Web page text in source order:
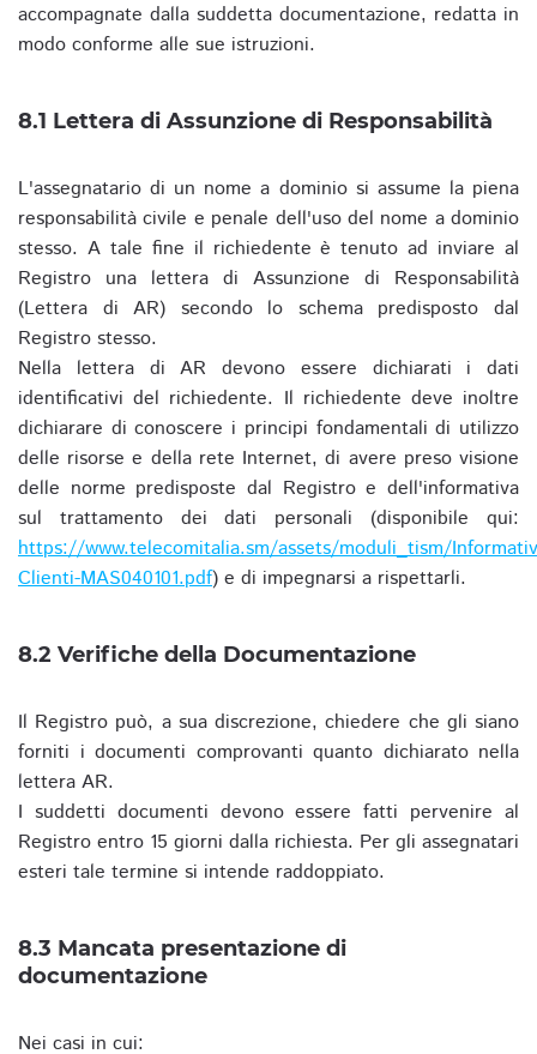
accompagnate dalla suddetta documentazione, redatta in
modo conforme alle sue istruzioni.
8.1 Lettera di Assunzione di Responsabilità
L'assegnatario di un nome a dominio si assume la piena
responsabilità civile e penale dell'uso del nome a dominio
stesso. A tale fine il richiedente è tenuto ad inviare al
Registro una lettera di Assunzione di Responsabilità
(Lettera di AR) secondo lo schema predisposto dal
Registro stesso.
Nella lettera di AR devono essere dichiarati i dati
identificativi del richiedente. Il richiedente deve inoltre
dichiarare di conoscere i principi fondamentali di utilizzo
delle risorse e della rete Internet, di avere preso visione
delle norme predisposte dal Registro e dell'informativa
sul trattamento dei dati personali (disponibile qui:
https://www.telecomitalia.sm/assets/moduli_tism/
Clienti-MAS040101.pdf) e di impegnarsi a rispettarli.
8.2 Verifiche della Documentazione
Il Registro può, a sua discrezione, chiedere che gli siano
forniti i documenti comprovanti quanto dichiarato nella
lettera AR.
I suddetti documenti devono essere fatti pervenire al
Registro entro 15 giorni dalla richiesta. Per gli assegnatari
esteri tale termine si intende raddoppiato.
8.3 Mancata presentazione di
documentazione
Nei casi in cui: